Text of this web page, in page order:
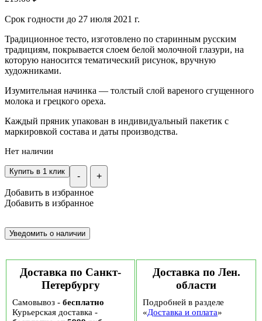
Срок годности до 27 июля 2021 г.
Традиционное тесто, изготовлено по старинным русским
традициям, покрывается слоем белой молочной глазури, на
которую наносится тематический рисунок, вручную
художниками.
Изумительная начинка — толстый слой вареного сгущенного
молока и грецкого ореха.
Каждый пряник упакован в индивидуальный пакетик с
маркировкой состава и даты производства.
Нет наличии
- +
Купить в 1 клик
Добавить в избранное
Добавить в избранное
Доставка по Санкт-
Петербургу
Самовывоз - бесплатно
Курьерская доставка -
Доставка по Лен.
области
Подробней в разделе
«Доставка и оплата»